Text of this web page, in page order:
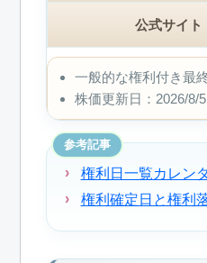
公式サイト
一般的な権利付き最
株価更新日：2026/8/5
参考記事
権利日一覧カレン
権利確定日と権利